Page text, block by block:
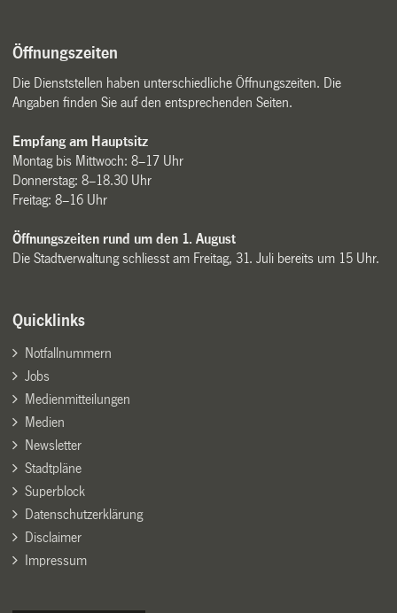
Öffnungszeiten
Die Dienststellen haben unterschiedliche Öffnungszeiten. Die
Angaben finden Sie auf den entsprechenden Seiten.
Empfang am Hauptsitz
Montag bis Mittwoch: 8–17 Uhr
Donnerstag: 8–18.30 Uhr
Freitag: 8–16 Uhr
Öffnungszeiten rund um den 1. August
Die Stadtverwaltung schliesst am Freitag, 31. Juli bereits um 15 Uhr.
Quicklinks
Notfallnummern
Jobs
Medienmitteilungen
Medien
Newsletter
Stadtpläne
Superblock
Datenschutzerklärung
Disclaimer
Impressum